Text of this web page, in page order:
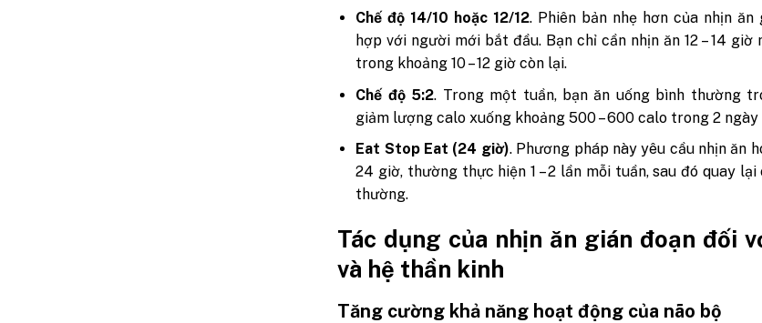
Chế độ 14/10 hoặc 12/12. Phiên bản nhẹ hơn của nhịn ăn
hợp với người mới bắt đầu. Bạn chỉ cần nhịn ăn 12 – 14 giờ
trong khoảng 10 – 12 giờ còn lại.
Chế độ 5:2. Trong một tuần, bạn ăn uống bình thường
giảm lượng calo xuống khoảng 500 – 600 calo trong 2 ngày
Eat Stop Eat (24 giờ). Phương pháp này yêu cầu nhịn ăn
24 giờ, thường thực hiện 1 – 2 lần mỗi tuần, sau đó quay lại
thường.
Tác dụng của nhịn ăn gián đoạn đối
và hệ thần kinh
Tăng cường khả năng hoạt động của não bộ